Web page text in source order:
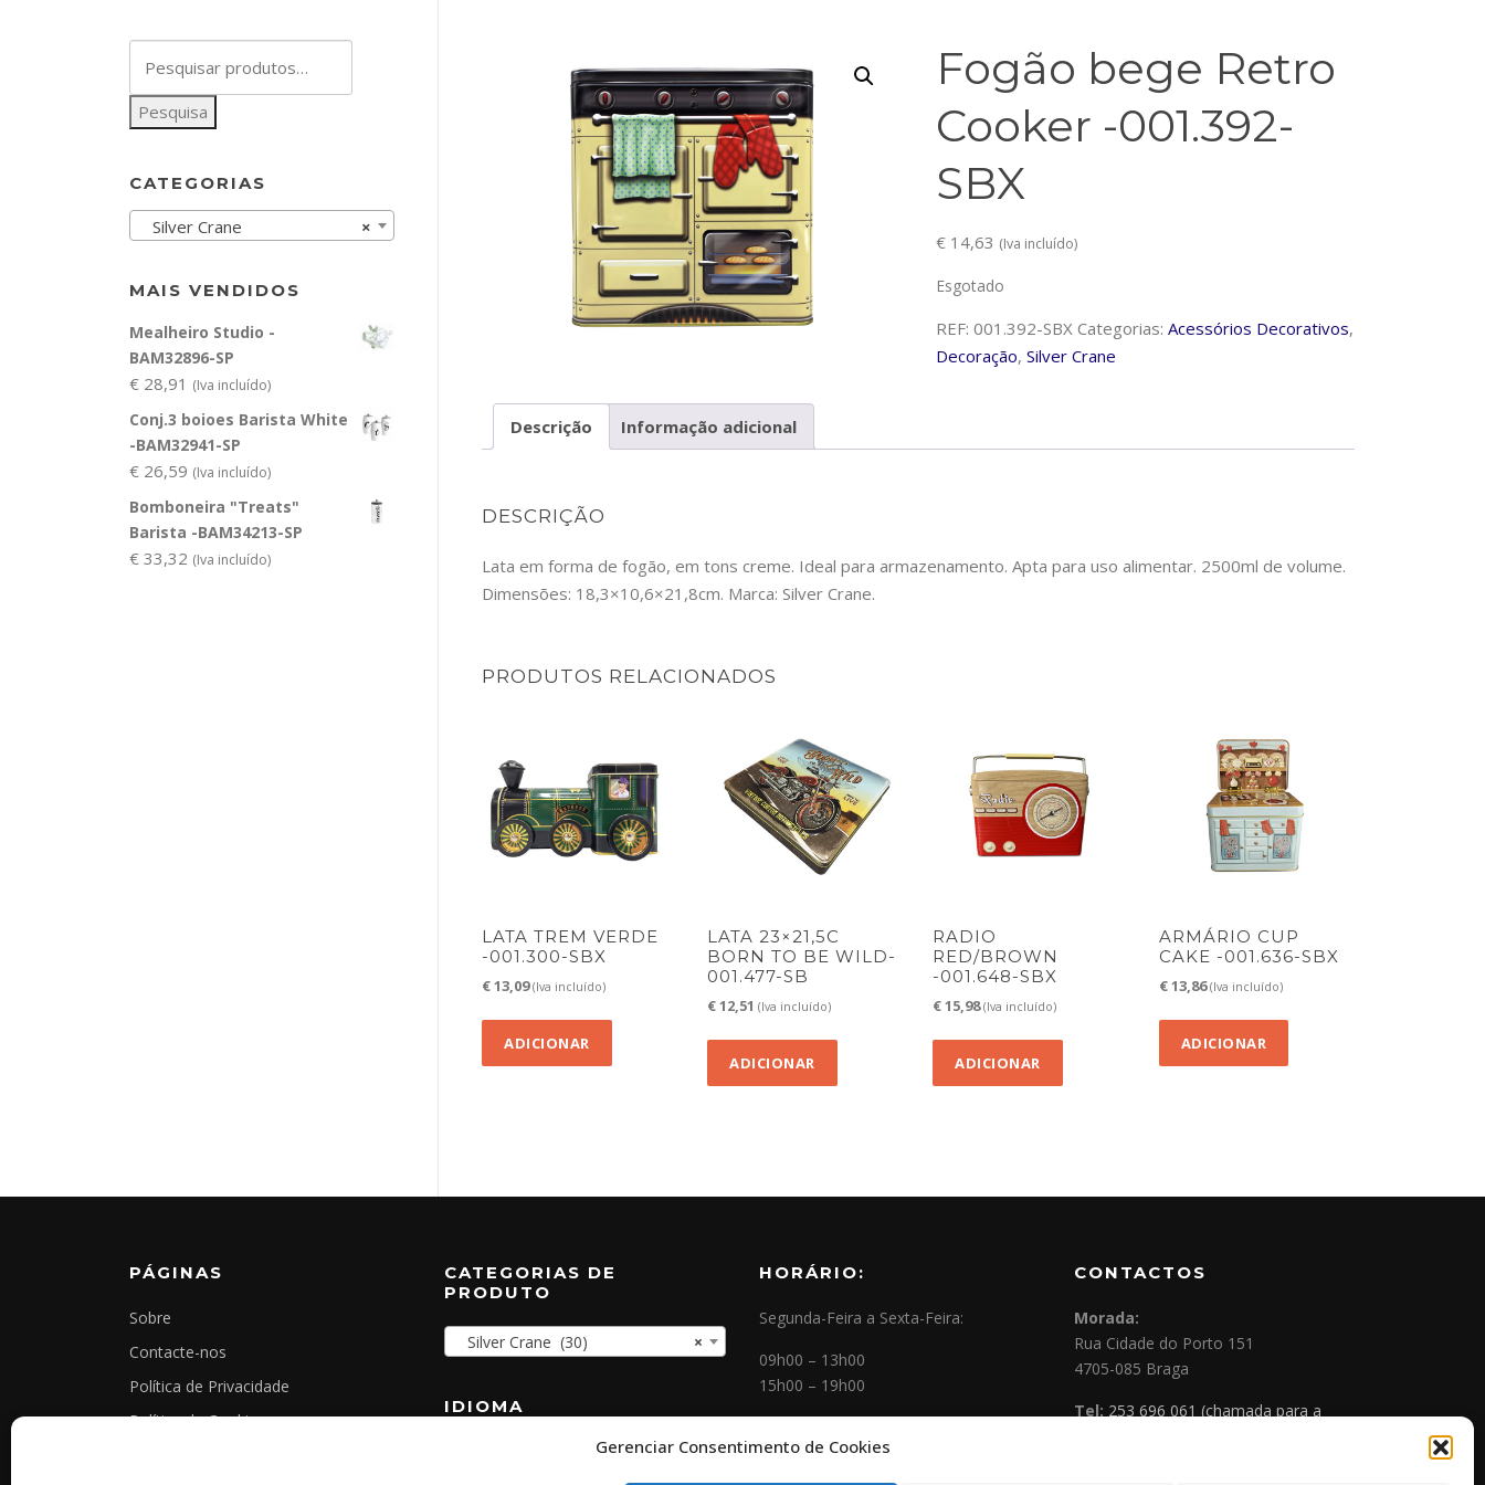
Gerenciar Consentimento de Cookies
Fogão bege Retro
Cooker -001.392-
SBX
€14,63 (Iva incluído)
Esgotado
REF: 001.392-SBX Categorias: Acessórios Decorativos,
Decoração, Silver Crane
Descrição Informação adicional
DESCRIÇÃO
Lata em forma de fogão, em tons creme. Ideal para armazenamento. Apta para uso alimentar. 2500ml de volume.
Dimensões: 18,3×10,6×21,8cm. Marca: Silver Crane.
PRODUTOS RELACIONADOS
LATA TREM VERDE
-001.300-SBX
€13,09 (Iva incluído)
ADICIONAR
LATA 23×21,5C
BORN TO BE WILD-
001.477-SB
€12,51 (Iva incluído)
ADICIONAR
RADIO
RED/BROWN
-001.648-SBX
€15,98 (Iva incluído)
ADICIONAR
ARMÁRIO CUP
CAKE -001.636-SBX
€13,86 (Iva incluído)
ADICIONAR
por:
Pesquisa
CATEGORIAS
×
Silver Crane
MAIS VENDIDOS
Mealheiro Studio -
BAM32896-SP
€ 28,91 (Iva incluído)
Conj.3 boioes Barista White
-BAM32941-SP
€ 26,59 (Iva incluído)
Bomboneira "Treats"
Barista -BAM34213-SP
€ 33,32 (Iva incluído)
PÁGINAS
Sobre
Contacte-nos
Política de Privacidade
Política de Cookies
CATEGORIAS DE
PRODUTO
×
Silver Crane (30)
IDIOMA
HORÁRIO:
Segunda-Feira a Sexta-Feira:
09h00 – 13h00
15h00 – 19h00
CONTACTOS
Morada:
Rua Cidade do Porto 151
4705-085 Braga
Tel: 253 696 061 (chamada para a